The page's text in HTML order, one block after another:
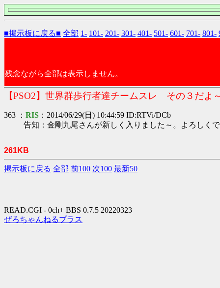
■掲示板に戻る■ 全部 1- 101- 201- 301- 401- 501- 601- 701- 801-
残念ながら全部は表示しません。
【PSO2】世界群歩行者達チームスレ その３だよ
363 ： RIS ：2014/06/29(日) 10:44:59 ID:RTVi/DCb
告知：金剛九尾さんが新しく入りました～。よろしく
261KB
掲示板に戻る 全部 前100 次100 最新50
READ.CGI - 0ch+ BBS 0.7.5 20220323
ぜろちゃんねるプラス